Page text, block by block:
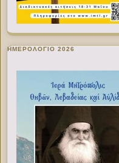
ΗΜΕΡΟΛΟΓΙΟ 2026